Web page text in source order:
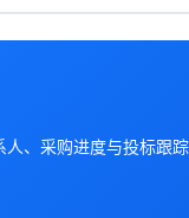
、采购进度与投标跟